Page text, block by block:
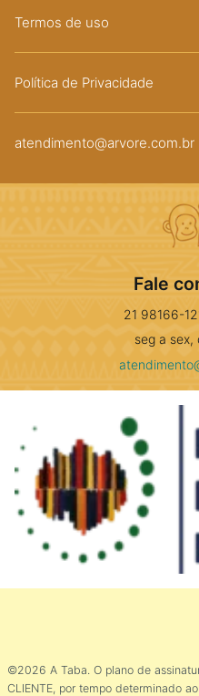
Termos de uso
Política de Privacidade
atendimento@arvore.com.br
Fale
21 98166-
seg a sex,
©2026 A Taba. O plano de
CLIENTE, por tempo determinado